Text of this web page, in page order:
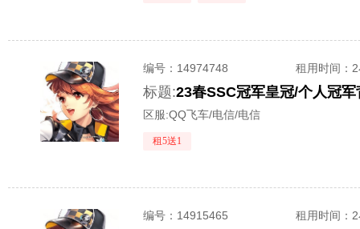
编号： 14974748 租用时间 ：
标题:
区服:QQ飞车/电信/电信
租5送1
编号： 14915465 租用时间 ：